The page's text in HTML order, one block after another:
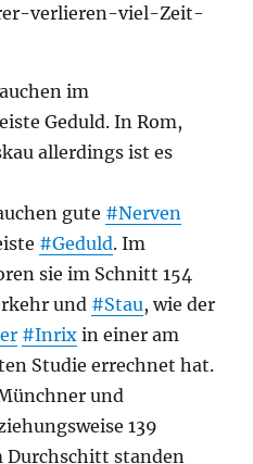
verlieren-viel-Zeit-
im
Geduld. In Rom,
allerdings ist es
gute #Nerven
#Geduld. Im
sie im Schnitt 154
und #Stau, wie der
#Inrix in einer am
Studie errechnet hat.
und
139
Durchschitt standen